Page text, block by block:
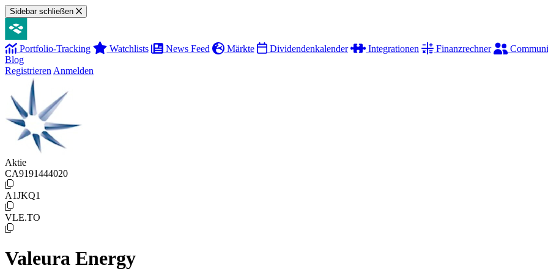
Sidebar schließen
Portfolio-Tracking Watchlists News Feed Märkte Dividendenkalender Integrationen Finanzrechner
Blog
Registrieren Anmelden
Aktie
CA9191444020
A1JKQ1
VLE.TO
Valeura Energy